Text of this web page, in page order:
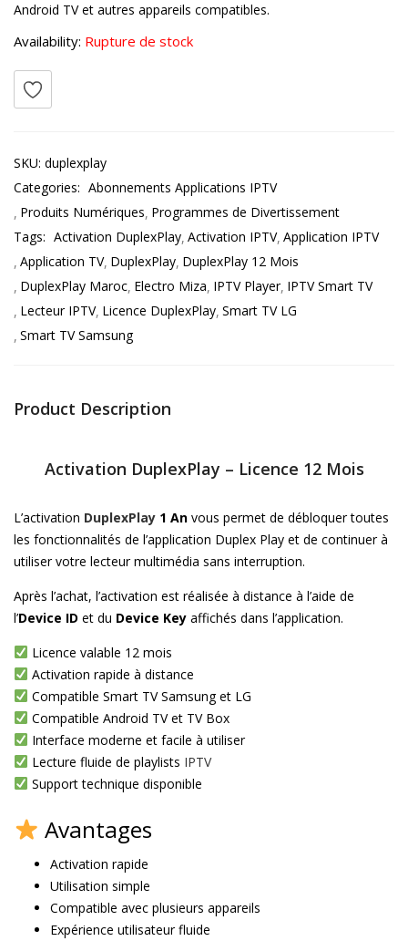
Android TV et autres appareils compatibles.
Availability: Rupture de stock
SKU: duplexplay
Categories: Abonnements Applications IPTV
Produits Numériques Programmes de Divertissement
Tags: Activation DuplexPlay Activation IPTV Application IPTV
Application TV DuplexPlay DuplexPlay 12 Mois
DuplexPlay Maroc Electro Miza IPTV Player IPTV Smart TV
Lecteur IPTV Licence DuplexPlay Smart TV LG
Smart TV Samsung
Product Description
Activation DuplexPlay – Licence 12 Mois
L’activation DuplexPlay 1 An vous permet de débloquer toutes
les fonctionnalités de l’application Duplex Play et de continuer à
utiliser votre lecteur multimédia sans interruption.
Après l’achat, l’activation est réalisée à distance à l’aide de
l’Device ID et du Device Key affichés dans l’application.
Licence valable 12 mois
Activation rapide à distance
Compatible Smart TV Samsung et LG
Compatible Android TV et TV Box
Interface moderne et facile à utiliser
Lecture fluide de playlists IPTV
Support technique disponible
Avantages
Activation rapide
Utilisation simple
Compatible avec plusieurs appareils
Expérience utilisateur fluide